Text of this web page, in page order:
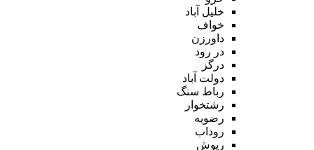
خلیل آباد
خواف
داورزن
در رود
درگز
دولت آباد
رباط سنگ
رشتخوار
رضویه
روداب
ریوش